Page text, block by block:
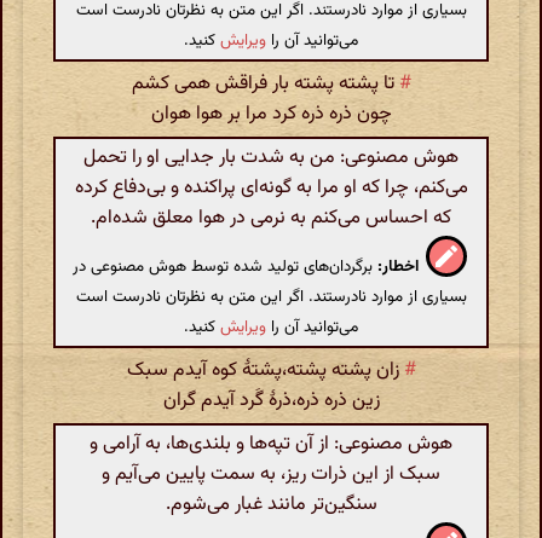
بسیاری از موارد نادرستند. اگر این متن به نظرتان نادرست است
می‌توانید آن را ویرایشکنید.
# تا پشته پشته بار فراقش همی کشم
چون ذره ذره کرد مرا بر هوا هوان
هوش مصنوعی: من به شدت بار جدایی او را تحمل
می‌کنم، چرا که او مرا به گونه‌ای پراکنده و بی‌دفاع کرده
که احساس می‌کنم به نرمی در هوا معلق شده‌ام.
اخطار: برگردان‌های تولید شده توسط هوش مصنوعی در
بسیاری از موارد نادرستند. اگر این متن به نظرتان نادرست است
می‌توانید آن را ویرایشکنید.
# زان پشته پشته،پشتهٔ کوه آیدم سبک
زین ذره ذره،ذرهٔ گَرد آیدم گران
هوش مصنوعی: از آن تپه‌ها و بلندی‌ها، به آرامی و
سبک از این ذرات ریز، به سمت پایین می‌آیم و
سنگین‌تر مانند غبار می‌شوم.